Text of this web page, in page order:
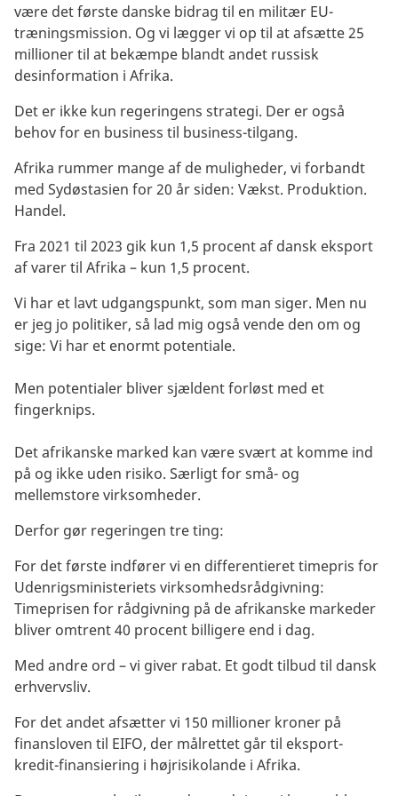
være det første danske bidrag til en militær EU-
træningsmission. Og vi lægger vi op til at afsætte 25
millioner til at bekæmpe blandt andet russisk
desinformation i Afrika.
Det er ikke kun regeringens strategi. Der er også
behov for en business til business-tilgang.
Afrika rummer mange af de muligheder, vi forbandt
med Sydøstasien for 20 år siden: Vækst. Produktion.
Handel.
Fra 2021 til 2023 gik kun 1,5 procent af dansk eksport
af varer til Afrika – kun 1,5 procent.
Vi har et lavt udgangspunkt, som man siger. Men nu
er jeg jo politiker, så lad mig også vende den om og
sige: Vi har et enormt potentiale.
Men potentialer bliver sjældent forløst med et
fingerknips.
Det afrikanske marked kan være svært at komme ind
på og ikke uden risiko. Særligt for små- og
mellemstore virksomheder.
Derfor gør regeringen tre ting:
For det første indfører vi en differentieret timepris for
Udenrigsministeriets virksomhedsrådgivning:
Timeprisen for rådgivning på de afrikanske markeder
bliver omtrent 40 procent billigere end i dag.
Med andre ord – vi giver rabat. Et godt tilbud til dansk
erhvervsliv.
For det andet afsætter vi 150 millioner kroner på
finansloven til EIFO, der målrettet går til eksport-
kredit-finansiering i højrisikolande i Afrika.